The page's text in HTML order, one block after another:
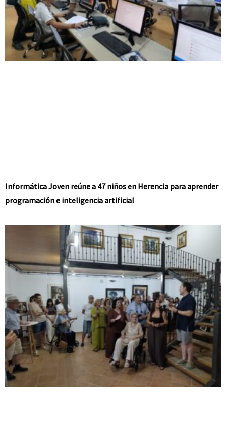
Informática Joven reúne a 47 niños en Herencia para aprender
programación e inteligencia artificial